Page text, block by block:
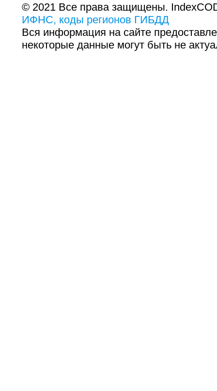
© 2021 Все права защищены.
ИФНС, коды регионов ГИБДД
Вся информация на сайте
некоторые данные могут быть не